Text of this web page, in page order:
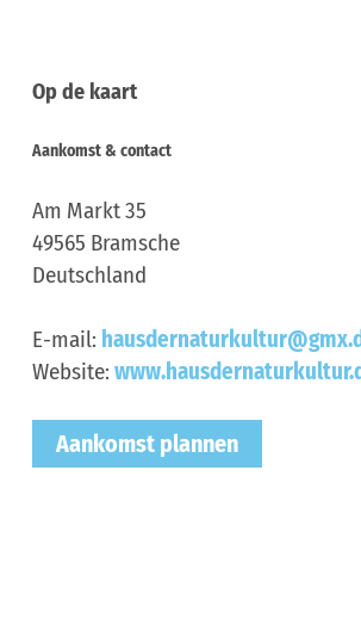
Op de kaart
Aankomst & contact
Am Markt 35
49565 Bramsche
Deutschland
E-mail:
Website:
Aankomst plannen